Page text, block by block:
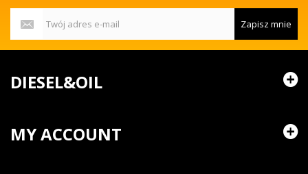
Zapisz mnie
DIESEL&OIL
MY ACCOUNT